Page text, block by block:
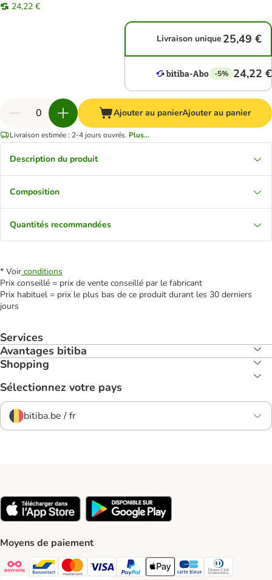
24,22 €
Livraison unique 25,49 €
-5% 24,22 €
Ajouter au panierAjouter au panier
Livraison estimée : 2-4 jours ouvrés. Plus...
Description du produit
Composition
Quantités recommandées
* Voir conditions
Prix conseillé = prix de vente conseillé par le fabricant
Prix habituel = prix le plus bas de ce produit durant les 30 derniers
jours
Services
Avantages bitiba
Shopping
Sélectionnez votre pays
bitiba.be / fr
Moyens de paiement
Payconiq Payment Method
Bancontact Payment Method
Mastercard Payment Method
Visa Payment Method
Paypal Payment Method
Apple Pay Payment Method
Carte bleue Payment
Diners club